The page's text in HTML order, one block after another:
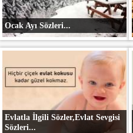
Ocak Ayı Sözleri...
Evlatla İlgili Sözler,Evlat Sevgisi
Sözleri...